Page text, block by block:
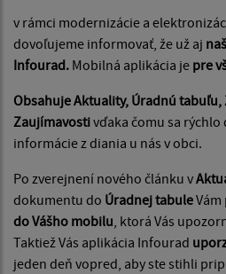
v rámci modernizácie a
dovoľujeme informovať, že už aj
Infourad. Mobilná aplikácia je pre
Obsahuje Aktuality, Úradnú tabuľu,
Zaujímavostivďaka čomu sa
informácie z diania u nás v obci.
Po zverejnení nového článku v
dokumentu do Úradnej tabule
do Vášho mobilu , ktorá Vás
Taktiež Vás aplikácia Infourad
jeden deň vopred, aby ste stihli